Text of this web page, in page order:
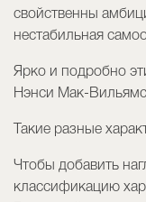
свойственны
нестабильная
Ярко и подробно
Нэнси Мак-Вильямс
Такие разные
Чтобы добавить
классификацию